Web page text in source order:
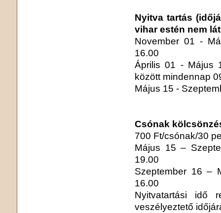
Nyitva tartás
vihar estén nem
November 01 -
16.00
Április 01 - Május
között mindennap
Május 15 -
Csónak
700 Ft/csónak/30
Május 15 –
19.00
Szeptember 16 –
16.00
Nyitvatartási idő
veszélyeztető